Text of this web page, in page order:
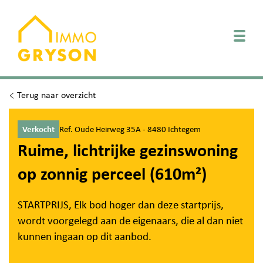
Terug naar overzicht
Verkocht Ref. Oude Heirweg 35A - 8480 Ichtegem
Ruime, lichtrijke gezinswoning
op zonnig perceel (610m²)
STARTPRIJS, Elk bod hoger dan deze startprijs,
wordt voorgelegd aan de eigenaars, die al dan niet
kunnen ingaan op dit aanbod.